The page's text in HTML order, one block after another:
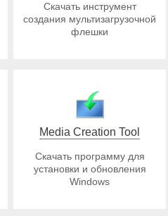
Скачать инструмент
создания мультизагрузочной
флешки
Media Creation Tool
Скачать программу для
установки и обновления
Windows